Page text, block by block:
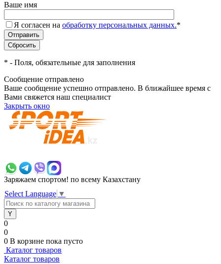
Ваше имя
Я согласен на обработку персональных данных.*
* - Поля, обязательные для заполнения
Сообщение отправлено
Ваше сообщение успешно отправлено. В ближайшее время с
Вами свяжется наш специалист
Закрыть окно
Заряжаем спортом! по всему Казахстану
Select Language ▼
0
0
0 В корзине пока пусто
Каталог товаров
Каталог товаров